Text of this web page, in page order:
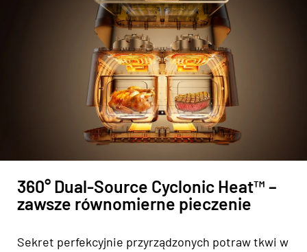
360° Dual-Source Cyclonic Heat™ –
zawsze równomierne pieczenie
Sekret perfekcyjnie przyrządzonych potraw tkwi w